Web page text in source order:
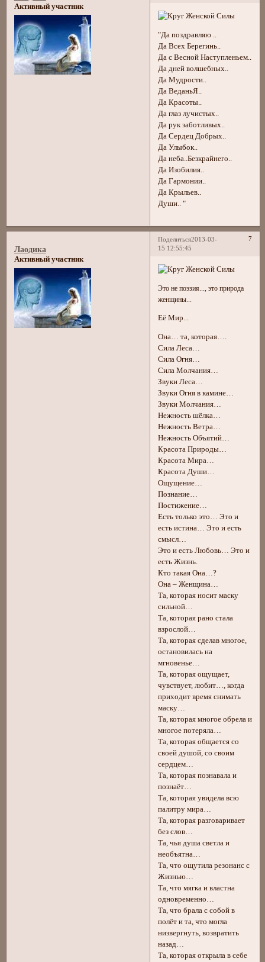
Активный участник
"Да поздравляю ..
Да Всех Берегинь..
Да с Весной Наступленьем..
Да дней волшебных..
Да Мудрости..
Да ВеданьЯ..
Да Красоты..
Да глаз лучистых..
Да рук заботливых..
Да Сердец Добрых..
Да Улыбок..
Да неба..Безкрайнего..
Да Изобилия..
Да Гармонии..
Да Крыльев..
Души.. "
Поделиться 7
2013-03-
15 12:55:45
Лаодика
Активный участник
Это не поэзия..., это природа
женщины...
Её Мир...
Она… та, которая….
Сила Леса…
Сила Огня…
Сила Молчания…
Звуки Леса…
Звуки Огня в камине…
Звуки Молчания…
Нежность шёлка…
Нежность Ветра…
Нежность Объятий…
Красота Природы…
Красота Мира…
Красота Души…
Ощущение…
Познание…
Постижение…
Есть только это… Это и
есть истина… Это и есть
смысл…
Это и есть Любовь… Это и
есть Жизнь.
Кто такая Она…?
Она – Женщина…
Та, которая носит маску
сильной…
Та, которая рано стала
взрослой…
Та, которая сделав многое,
остановилась на
мгновенье…
Та, которая ощущает,
чувствует, любит…, когда
приходит время снимать
маску…
Та, которая многое обрела и
многое потеряла…
Та, которая общается со
своей душой, со своим
сердцем…
Та, которая познавала и
познаёт…
Та, которая увидела всю
палитру мира…
Та, которая разговаривает
без слов…
Та, чья душа светла и
необъятна…
Та, что ощутила резонанс с
Жизнью…
Та, что мягка и властна
одновременно…
Та, что брала с собой в
полёт и та, что могла
низвергнуть, возвратить
назад…
Та, которая открыла в себе